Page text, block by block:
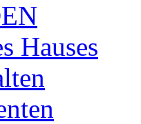
Hauses